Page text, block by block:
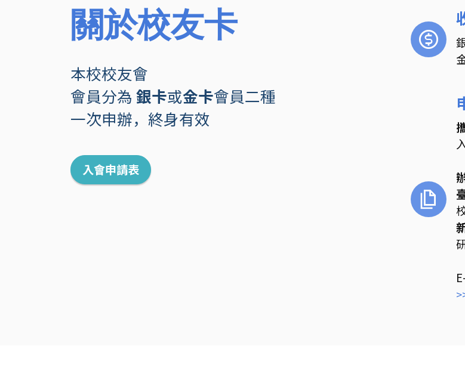
關於校友卡
本校校友會
會員分為 銀卡或金卡會員二種
一次申辦，終身有效
入會申請表